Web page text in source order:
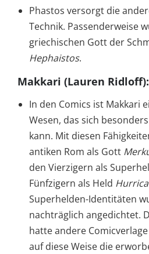
Phastos versorgt die
Technik. Passenderweise
griechischen Gott der
Hephaistos.
Makkari (Lauren Ridloff):
In den Comics ist Makkari
Wesen, das sich
kann. Mit diesen
antiken Rom als Gott
den Vierzigern als
Fünfzigern als Held
Superhelden-Identitäten
nachträglich angedichtet.
hatte andere
auf diese Weise die